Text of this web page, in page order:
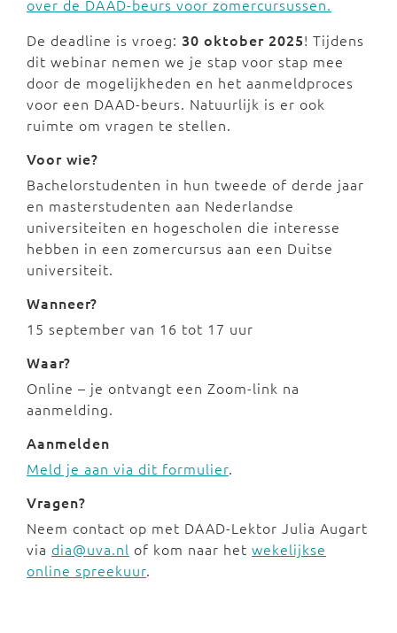
over de DAAD-beurs voor zomercursussen.
De deadline is vroeg: 30 oktober 2025! Tijdens
dit webinar nemen we je stap voor stap mee
door de mogelijkheden en het aanmeldproces
voor een DAAD-beurs. Natuurlijk is er ook
ruimte om vragen te stellen.
Voor wie?
Bachelorstudenten in hun tweede of derde jaar
en masterstudenten aan Nederlandse
universiteiten en hogescholen die interesse
hebben in een zomercursus aan een Duitse
universiteit.
Wanneer?
15 september van 16 tot 17 uur
Waar?
Online – je ontvangt een Zoom-link na
aanmelding.
Aanmelden
Meld je aan via dit formulier.
Vragen?
Neem contact op met DAAD-Lektor Julia Augart
via dia@uva.nl of kom naar het wekelijkse
online spreekuur.